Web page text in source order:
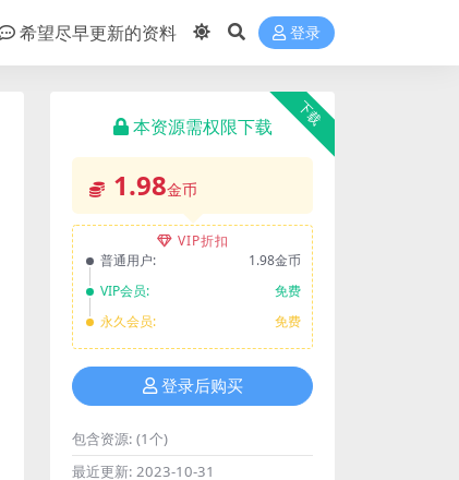
希望尽早更新的资料 登录
下载
本资源需权限下载
1.98金币
VIP折扣
普通用户:
1.98金币
VIP会员:
免费
永久会员:
免费
登录后购买
包含资源: (1个)
最近更新: 2023-10-31